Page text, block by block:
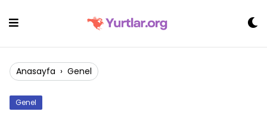
Anasayfa › Genel
Genel